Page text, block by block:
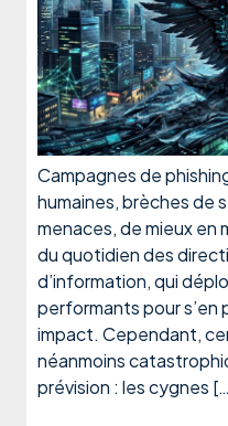
Campagnes de
humaines, brèches de
menaces, de mieux
du quotidien des
d’information, qui
performants pour s’en
impact. Cependant,
néanmoins
prévision : les cygnes